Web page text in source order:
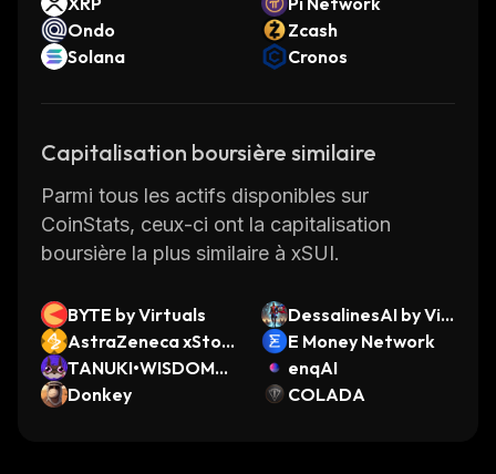
Ondo
Zcash
Solana
Cronos
Capitalisation boursière similaire
Parmi tous les actifs disponibles sur
CoinStats, ceux-ci ont la capitalisation
boursière la plus similaire à xSUI.
BYTE by Virtuals
DessalinesAI by Vir
tuals
AstraZeneca xStoc
k
E Money Network
TANUKI•WISDOM
(Runes)
enqAI
Donkey
COLADA